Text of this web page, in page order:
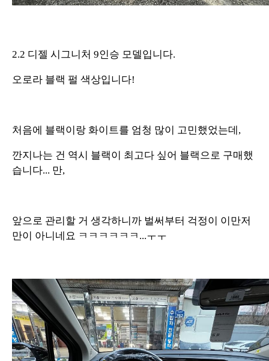
2.2 디젤 시그니처 9인승 모델입니다.
오로라 블랙 펄 색상입니다!
처음에 블랙이랑 화이트를 엄청 많이 고민했었는데,
깐지나는 건 역시 블랙이 최고다 싶어 블랙으로 구매했
습니다... 만,
앞으로 관리할 거 생각하니까 벌써부터 걱정이 이만저
만이 아니네요 ㅋㅋㅋㅋㅋㅋ...ㅜㅜ